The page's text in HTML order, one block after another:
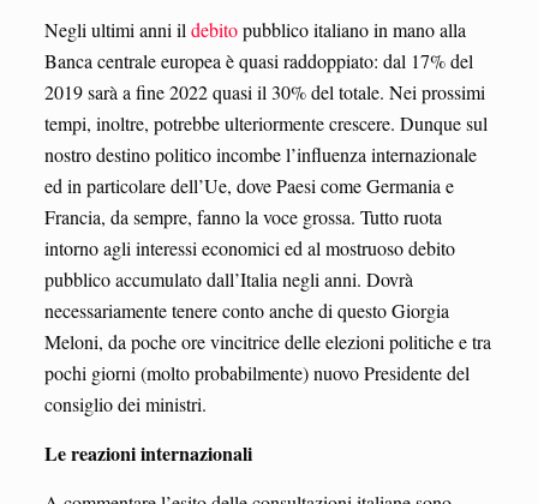
Negli ultimi anni il debitopubblico italiano in mano alla
Banca centrale europea è quasi raddoppiato: dal 17% del
2019 sarà a fine 2022 quasi il 30% del totale. Nei prossimi
tempi, inoltre, potrebbe ulteriormente crescere. Dunque sul
nostro destino politico incombe l’influenza internazionale
ed in particolare dell’Ue, dove Paesi come Germania e
Francia, da sempre, fanno la voce grossa. Tutto ruota
intorno agli interessi economici ed al mostruoso debito
pubblico accumulato dall’Italia negli anni. Dovrà
necessariamente tenere conto anche di questo Giorgia
Meloni, da poche ore vincitrice delle elezioni politiche e tra
pochi giorni (molto probabilmente) nuovo Presidente del
consiglio dei ministri.
Le reazioni internazionali